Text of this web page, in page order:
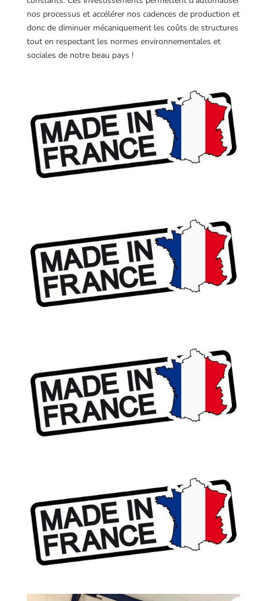
nos processus et accélérer nos cadences de production et
donc de diminuer mécaniquement les coûts de structures
tout en respectant les normes environnementales et
sociales de notre beau pays !